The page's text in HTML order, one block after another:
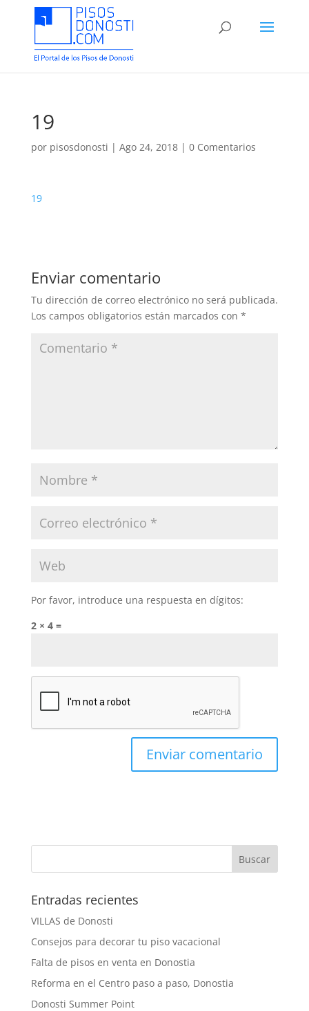
19
por pisosdonosti | Ago 24, 2018| 0 Comentarios
19
Enviar comentario
Tu dirección de correo electrónico no será publicada.
Los campos obligatorios están marcados con *
Por favor, introduce una respuesta en dígitos:
2 × 4 =
Entradas recientes
VILLAS de Donosti
Consejos para decorar tu piso vacacional
Falta de pisos en venta en Donostia
Reforma en el Centro paso a paso, Donostia
Donosti Summer Point